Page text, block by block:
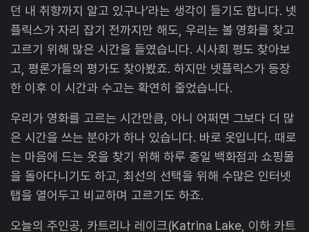
던 내 취향까지 알고 있구나’라는 생각이 들기도 합니다. 넷
플릭스가 자리 잡기 전까지만 해도, 우리는 볼 영화를 찾고
고르기 위해 많은 시간을 들였습니다. 시사회 평도 찾아보
고, 평론가들의 평가도 찾아봤죠. 하지만 넷플릭스가 등장
한 이후 이 시간과 수고는 확연히 줄었습니다.
우리가 영화를 고르는 시간만큼, 아니 어쩌면 그보다 더 많
은 시간을 쓰는 분야가 하나 있습니다. 바로 옷입니다. 때로
는 마음에 드는 옷을 찾기 위해 하루 종일 백화점과 쇼핑몰
을 돌아다니기도 하고, 최선의 선택을 위해 수많은 인터넷
탭을 열어두고 비교하며 고르기도 하죠.
오늘의 주인공, 카트리나 레이크(Katrina Lake, 이하 카트